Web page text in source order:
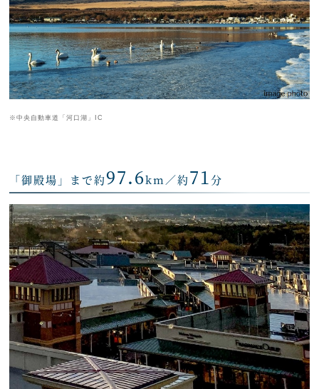
※中央自動車道「河口湖」IC
「御殿場」まで約97.6km／約71分